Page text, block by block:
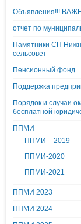
Объявления!!!
отчет по
Памятники СП
сельсовет
Пенсионный фонд
Поддержка
Порядок и случаи
бесплатной
ППМИ
ППМИ – 2019
ППМИ-2020
ППМИ-2021
ППМИ 2023
ППМИ 2024